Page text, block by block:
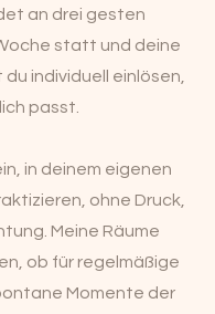
an drei gesten
statt und deine
du individuell einlösen,
passt.
in deinem eigenen
ohne Druck,
Meine Räume
ob für regelmäßige
Momente der